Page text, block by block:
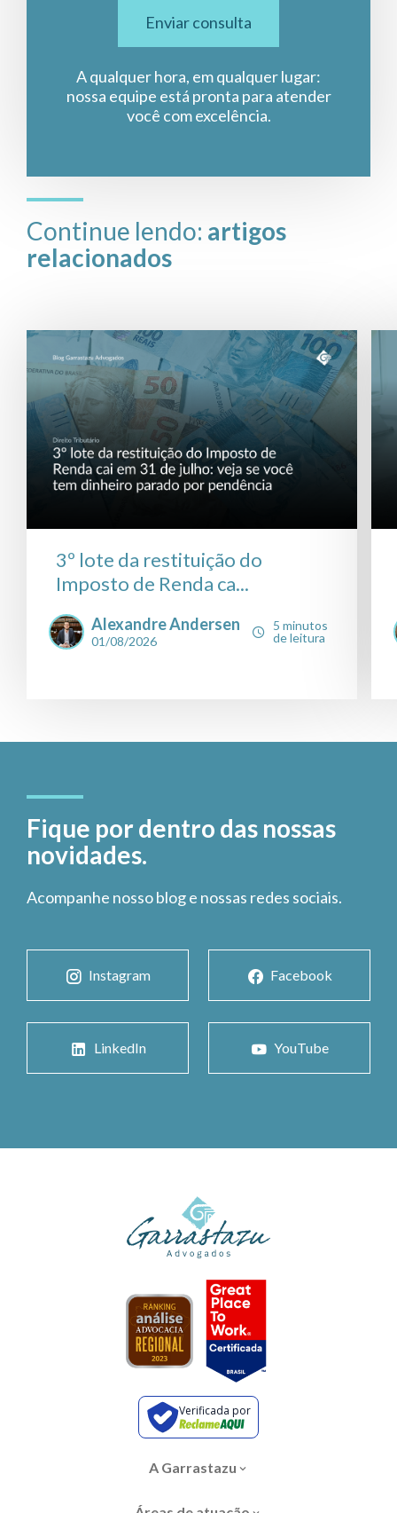
Enviar consulta
A qualquer hora, em qualquer lugar:
nossa equipe está pronta para atender
você com excelência.
Continue lendo: artigos
relacionados
3º lote da restituição do
Imposto de Renda ca...
Alexandre Andersen
01/08/2026
5 minutos
de leitura
Fique por dentro das nossas
novidades.
Acompanhe nosso blog e nossas redes sociais.
Instagram Facebook
LinkedIn YouTube
Verificada por
A Garrastazu